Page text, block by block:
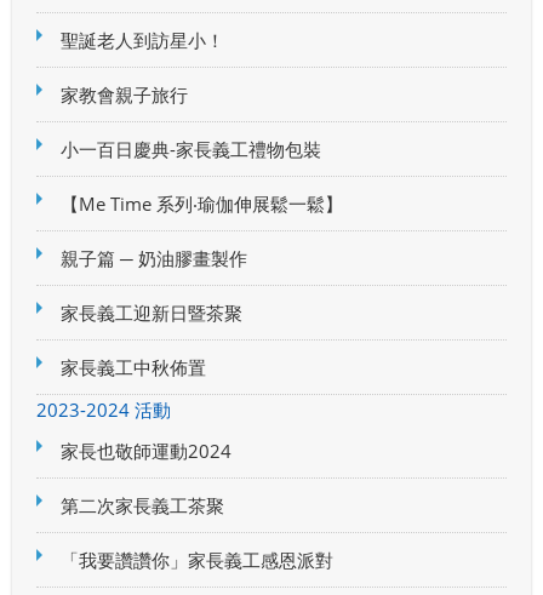
聖誕老人到訪星小！
家教會親子旅行
小一百日慶典-家長義工禮物包裝
【Me Time 系列‧瑜伽伸展鬆一鬆】
親子篇 ─ 奶油膠畫製作
家長義工迎新日暨茶聚
家長義工中秋佈置
2023-2024 活動
家長也敬師運動2024
第二次家長義工茶聚
「我要讚讚你」家長義工感恩派對